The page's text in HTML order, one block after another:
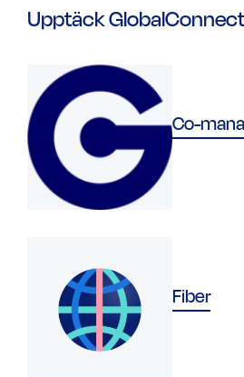
Upptäck GlobalConnect
Co-
Fiber